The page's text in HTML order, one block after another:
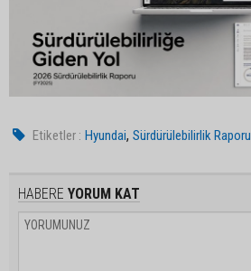
Etiketler : Hyundai,Sürdürülebilirlik Raporu
HABERE YORUM KAT